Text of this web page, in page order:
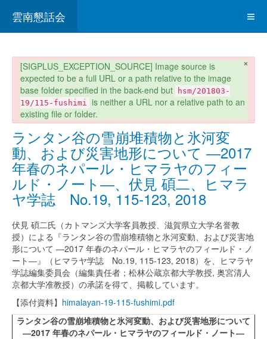
雲南懇話会
×
danger
[SIGPLUS_EXCEPTION_SOURCE] Image source is
expected to be a full URL or a path relative to the image
base folder specified in the back-end but
hsm/201803-
19/115-fushimi is neither a URL nor a relative path to an
existing file or folder.
ランタン谷の雪崩堆積物と氷河変
動、および災害地形について ―2017
年春のネパール・ヒマラヤのフィー
ルド・ノート―、伏見 碩二、ヒマラ
ヤ学誌 No.19, 115-123, 2018
伏見 碩二氏（カトマンズ大学客員教授、滋賀県立大学名誉教
授）による『ランタン谷の雪崩堆積物と氷河変動、および災害地
形について ―2017 年春のネパール・ヒマラヤのフィールド・ノ
ート―』（ヒマラヤ学誌 No.19, 115-123, 2018）を、ヒマラヤ
学誌編集委員会（編集責任者；松林公蔵京都大学教授, 奥宮清人
京都大学准教授）の承諾を得て、掲載しています。
【添付資料】 himalayan-19-115-fushimi.pdf
ランタン谷の雪崩堆積物と氷河変動、および災害地形について
―2017 年春のネパール・ヒマラヤのフィールド・ノート―